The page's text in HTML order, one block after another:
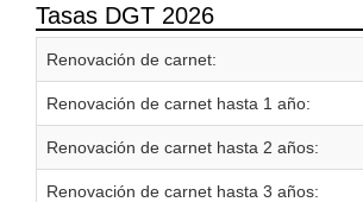
Tasas DGT 2026
Renovación de carnet:
Renovación de carnet hasta 1 año:
Renovación de carnet hasta 2 años:
Renovación de carnet hasta 3 años: